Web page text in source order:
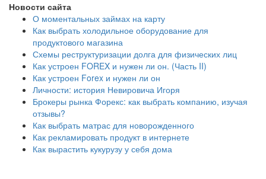
Новости сайта
О моментальных займах на карту
Как выбрать холодильное оборудование для
продуктового магазина
Схемы реструктуризации долга для физических лиц
Как устроен FOREX и нужен ли он. (Часть II)
Как устроен Forex и нужен ли он
Личности: история Невировича Игоря
Брокеры рынка Форекс: как выбрать компанию, изучая
отзывы?
Как выбрать матрас для новорожденного
Как рекламировать продукт в интернете
Как вырастить кукурузу у себя дома